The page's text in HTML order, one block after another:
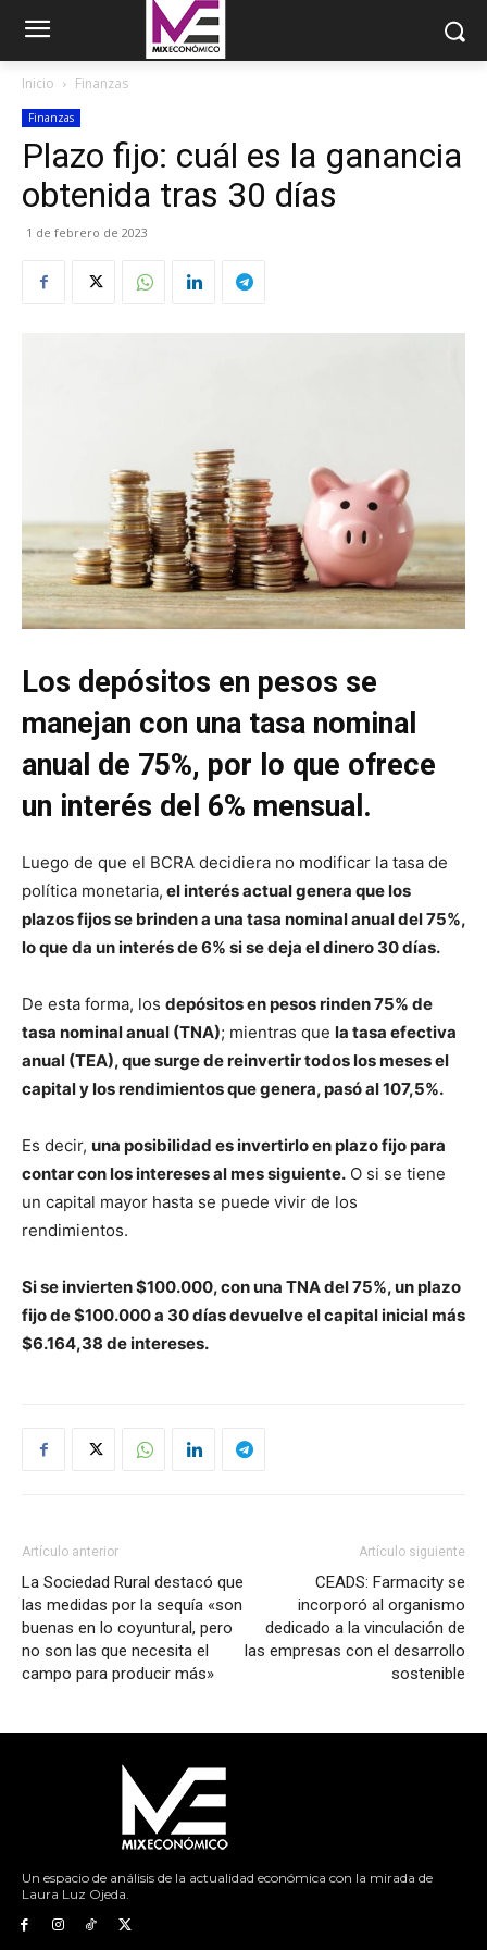
Inicio Finanzas
Finanzas
Plazo fijo: cuál es la ganancia
obtenida tras 30 días
1 de febrero de 2023
Los depósitos en pesos se
manejan con una tasa nominal
anual de 75%, por lo que ofrece
un interés del 6% mensual.
Luego de que el BCRA decidiera no modificar la tasa de
política monetaria, el interés actual genera que los
plazos fijos se brinden a una tasa nominal anual del 75%,
lo que da un interés de 6% si se deja el dinero 30 días.
De esta forma, los depósitos en pesos rinden 75% de
tasa nominal anual (TNA); mientras que la tasa efectiva
anual (TEA), que surge de reinvertir todos los meses el
capital y los rendimientos que genera, pasó al 107,5%.
Es decir, una posibilidad es invertirlo en plazo fijo para
contar con los intereses al mes siguiente. O si se tiene
un capital mayor hasta se puede vivir de los
rendimientos.
Si se invierten $100.000, con una TNA del 75%, un plazo
fijo de $100.000 a 30 días devuelve el capital inicial más
$6.164,38 de intereses.
Artículo anterior
La Sociedad Rural destacó que
las medidas por la sequía «son
buenas en lo coyuntural, pero
no son las que necesita el
campo para producir más»
Artículo siguiente
CEADS: Farmacity se
incorporó al organismo
dedicado a la vinculación de
las empresas con el desarrollo
sostenible
Un espacio de análisis de la actualidad económica con la mirada de
Laura Luz Ojeda.